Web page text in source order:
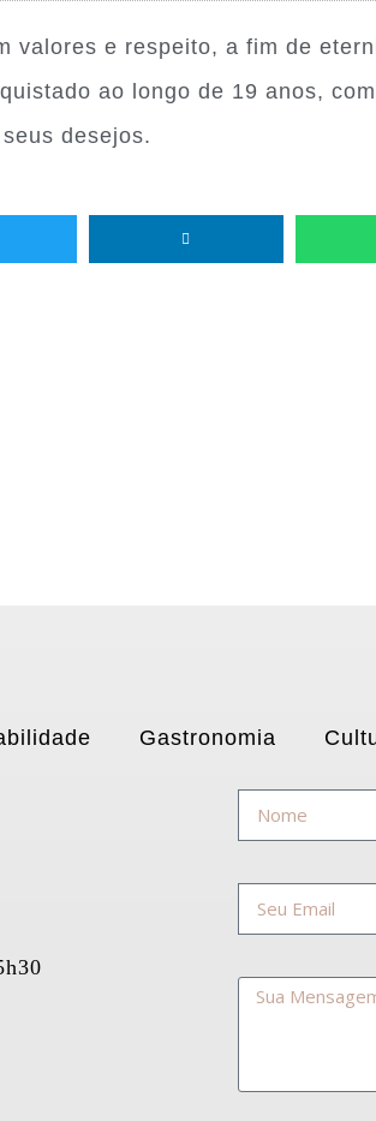
valores e respeito, a fim de
ao longo de 19 anos,
desejos.
Gastronomia